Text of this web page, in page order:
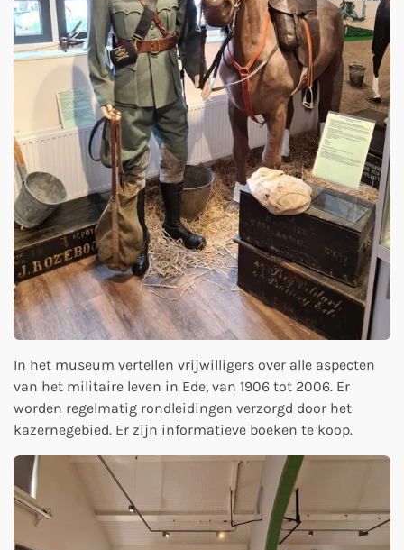
In het museum vertellen vrijwilligers over alle aspecten
van het militaire leven in Ede, van 1906 tot 2006. Er
worden regelmatig rondleidingen verzorgd door het
kazernegebied. Er zijn informatieve boeken te koop.